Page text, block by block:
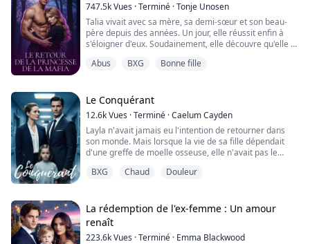
747.5kVues ·Terminé ·Tonje Unosen
Talia vivait avec sa mère, sa demi-sœur et son beau-
père depuis des années. Un jour, elle réussit enfin à
s'éloigner d'eux. Soudainement, elle découvre qu'elle a
qui l'aiment vraiment, quelque chose qu'elle n'avait
autres, à se faire accept...
Abus BXG Bonne fille
Le Conquérant
12.6kVues ·Terminé ·Caelum Cayden
Layla n'avait jamais eu l'intention de retourner dans
son monde. Mais lorsque la vie de sa fille dépendait
d'une greffe de moelle osseuse, elle n'avait pas le
énigmatique dirigeant de la ville, Zaley Raines—le seul
donneur de moelle osseuse compatible. Froid,
dangereux et autoritaire, il ...
BXG Chaud Douleur
La rédemption de l'ex-femme : Un amour
renaît
223.6kVues ·Terminé · Emma Blackwood